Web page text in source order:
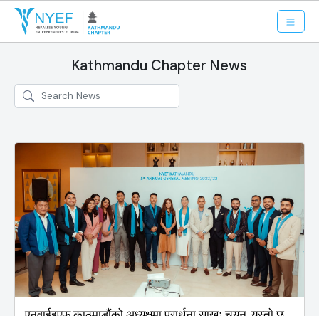
Kathmandu Chapter News